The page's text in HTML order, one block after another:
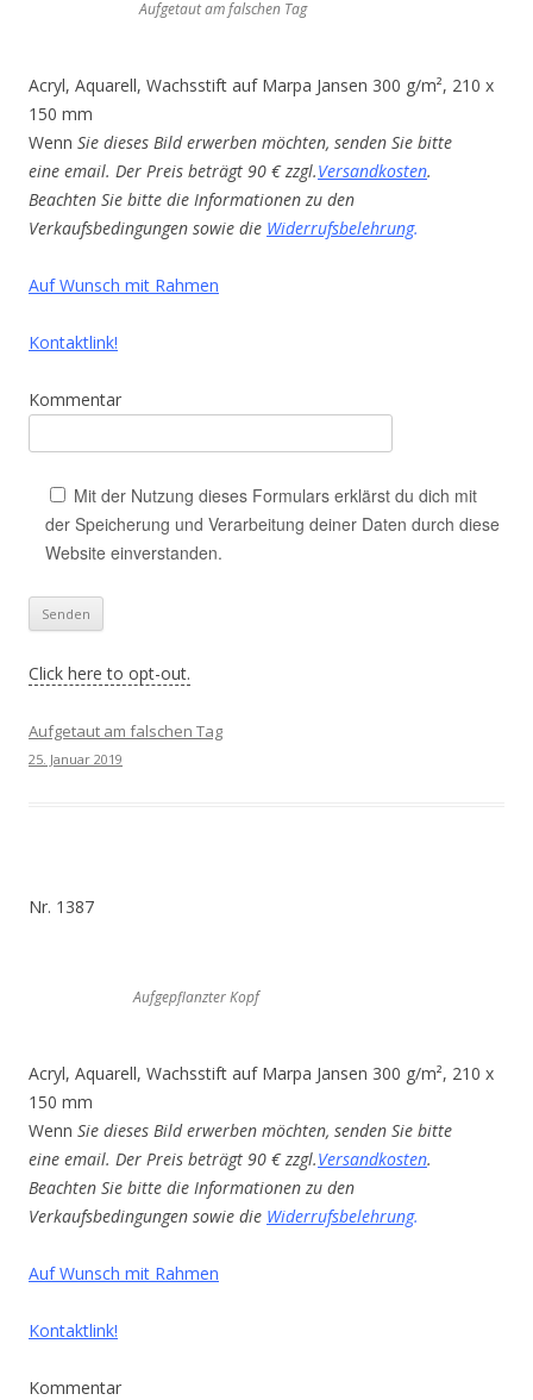
Aufgetaut am falschen Tag
Acryl, Aquarell, Wachsstift auf Marpa Jansen 300 g/m², 210 x
150 mm
Wenn Sie dieses Bild erwerben möchten, senden Sie bitte
eine email. Der Preis beträgt 90 € zzgl.Versandkosten.
Beachten Sie bitte die Informationen zu den
Verkaufsbedingungen sowie die Widerrufsbelehrung.
Auf Wunsch mit Rahmen
Kontaktlink!
Kommentar
Mit der Nutzung dieses Formulars erklärst du dich mit
der Speicherung und Verarbeitung deiner Daten durch diese
Website einverstanden.
Click here to opt-out.
Aufgetaut am falschen Tag
25. Januar 2019
Nr. 1387
Aufgepflanzter Kopf
Acryl, Aquarell, Wachsstift auf Marpa Jansen 300 g/m², 210 x
150 mm
Wenn Sie dieses Bild erwerben möchten, senden Sie bitte
eine email. Der Preis beträgt 90 € zzgl.Versandkosten.
Beachten Sie bitte die Informationen zu den
Verkaufsbedingungen sowie die Widerrufsbelehrung.
Auf Wunsch mit Rahmen
Kontaktlink!
Kommentar